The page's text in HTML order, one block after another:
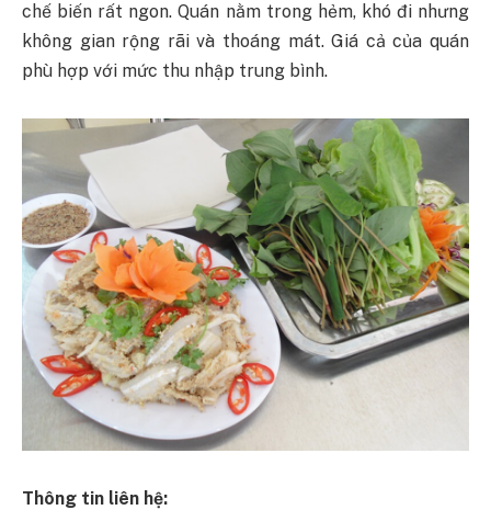
chế biến rất ngon. Quán nằm trong hẻm, khó đi nhưng
không gian rộng rãi và thoáng mát. Giá cả của quán
phù hợp với mức thu nhập trung bình.
Thông tin liên hệ: